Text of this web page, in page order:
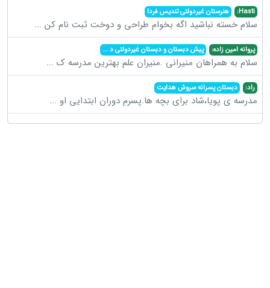
Hasti: هنرستان غیردولتی تندیس فردا
سلام خسته نباشید اگه بخوام طراحی و دوخت ثبت نام کن ...
پروانه امین زاده: پیش دبستان و دبستان غیردولتی د...
سلام به همراهان منیرانی .منیران علم بهترین مدرسه ک ...
راد: دبستان پسرانه سروش هدایت
مدرسه ی پویا،شاد برای بچه ها.پسرم دوران ابتدایی او ...